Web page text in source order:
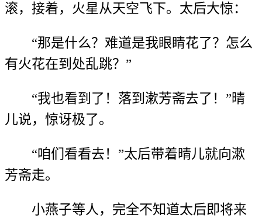
滚，接着，火星从天空飞下。太后大惊：
“那是什么？难道是我眼睛花了？怎么
有火花在到处乱跳？”
“我也看到了！落到漱芳斋去了！”晴
儿说，惊讶极了。
“咱们看看去！”太后带着晴儿就向漱
芳斋走。
小燕子等人，完全不知道太后即将来